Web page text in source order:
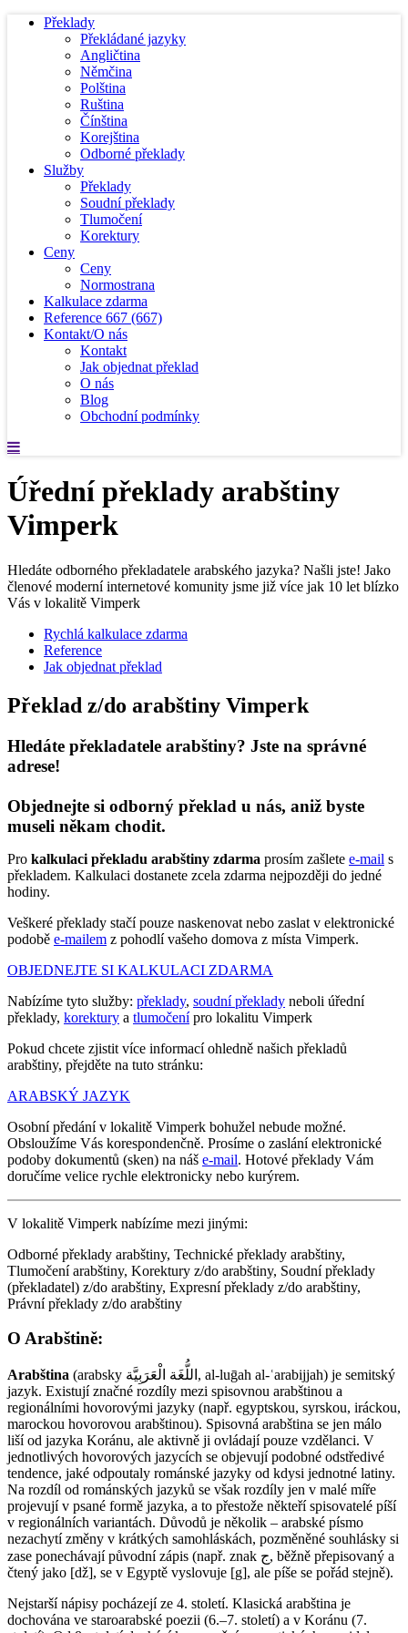
Překlady
Překládané jazyky
Angličtina
Němčina
Polština
Ruština
Čínština
Korejština
Odborné překlady
Služby
Překlady
Soudní překlady
Tlumočení
Korektury
Ceny
Ceny
Normostrana
Kalkulace zdarma
Reference 667 (667)
Kontakt/O nás
Kontakt
Jak objednat překlad
O nás
Blog
Obchodní podmínky
Úřední překlady arabštiny
Vimperk
Hledáte odborného překladatele arabského jazyka? Našli jste! Jako
členové moderní internetové komunity jsme již více jak 10 let blízko
Vás v lokalitě Vimperk
Rychlá kalkulace zdarma
Reference
Jak objednat překlad
Překlad z/do arabštiny Vimperk
Hledáte překladatele arabštiny? Jste na správné
adrese!
Objednejte si odborný překlad u nás, aniž byste
museli někam chodit.
Pro kalkulaci překladu arabštiny zdarma prosím zašlete e-mail s
překladem. Kalkulaci dostanete zcela zdarma nejpozději do jedné
hodiny.
Veškeré překlady stačí pouze naskenovat nebo zaslat v elektronické
podobě e-mailem z pohodlí vašeho domova z místa Vimperk.
OBJEDNEJTE SI KALKULACI ZDARMA
Nabízíme tyto služby: překlady, soudní překlady neboli úřední
překlady, korektury a tlumočenípro lokalitu Vimperk
Pokud chcete zjistit více informací ohledně našich překladů
arabštiny, přejděte na tuto stránku:
ARABSKÝ JAZYK
Osobní předání v lokalitě Vimperk bohužel nebude možné.
Obsloužíme Vás korespondenčně. Prosíme o zaslání elektronické
podoby dokumentů (sken) na náš e-mail. Hotové překlady Vám
doručíme velice rychle elektronicky nebo kurýrem.
V lokalitě Vimperk nabízíme mezi jinými:
Odborné překlady arabštiny, Technické překlady arabštiny,
Tlumočení arabštiny, Korektury z/do arabštiny, Soudní překlady
(překladatel) z/do arabštiny, Expresní překlady z/do arabštiny,
Právní překlady z/do arabštiny
O Arabštině:
Arabština (arabsky اللُّغَة الْعَرَبِيَّة‎‎, al-luḡah al-ʿarabijjah) je semitský
jazyk. Existují značné rozdíly mezi spisovnou arabštinou a
regionálními hovorovými jazyky (např. egyptskou, syrskou, iráckou,
marockou hovorovou arabštinou). Spisovná arabština se jen málo
liší od jazyka Koránu, ale aktivně ji ovládají pouze vzdělanci. V
jednotlivých hovorových jazycích se objevují podobné odstředivé
tendence, jaké odpoutaly románské jazyky od kdysi jednotné latiny.
Na rozdíl od románských jazyků se však rozdíly jen v malé míře
projevují v psané formě jazyka, a to přestože někteří spisovatelé píší
v regionálních variantách. Důvodů je několik – arabské písmo
nezachytí změny v krátkých samohláskách, pozměněné souhlásky si
zase ponechávají původní zápis (např. znak ج, běžně přepisovaný a
čtený jako [dž], se v Egyptě vyslovuje [g], ale píše se pořád stejně).
Nejstarší nápisy pocházejí ze 4. století. Klasická arabština je
dochována ve staroarabské poezii (6.–7. století) a v Koránu (7.